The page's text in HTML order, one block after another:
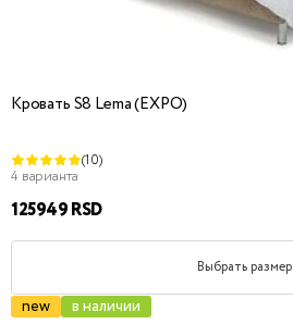
Кровать S8 Lema (EXPO)
(10)
4 варианта
125949 RSD
Выбрать размер
new в наличии